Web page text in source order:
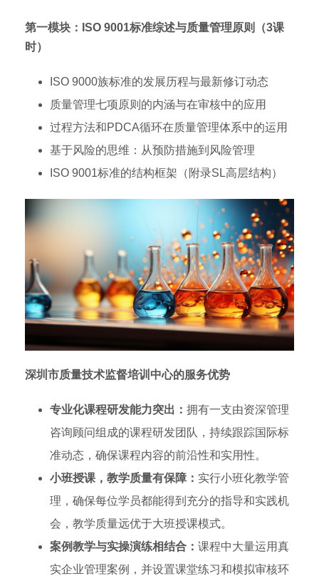
第一模块：ISO 9001标准综述与质量管理原则（3课
时）
ISO 9000族标准的发展历程与最新修订动态
质量管理七项原则的内涵与在审核中的应用
过程方法和PDCA循环在质量管理体系中的运用
基于风险的思维：从预防措施到风险管理
ISO 9001标准的结构框架（附录SL高层结构）
深圳市质量技术监督培训中心的服务优势
专业化课程研发能力突出： 拥有一支由资深管理
咨询顾问组成的课程研发团队，持续跟踪国际标
准动态，确保课程内容的前沿性和实用性。
小班授课，教学质量有保障： 实行小班化教学管
理，确保每位学员都能得到充分的指导和实践机
会，教学质量远优于大班授课模式。
案例教学与实操演练相结合： 课程中大量运用真
实企业管理案例，并设置课堂练习和模拟审核环